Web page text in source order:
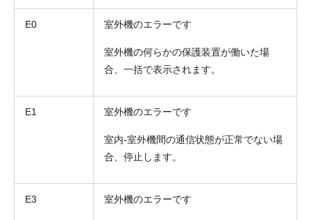
E0 室外機のエラーです
室外機の何らかの保護装置が働いた場
合、一括で表示されます。
E1 室外機のエラーです
室内-室外機間の通信状態が正常でない場
合、停止します。
E3 室外機のエラーです
折り返しのご連絡 お電話
メール